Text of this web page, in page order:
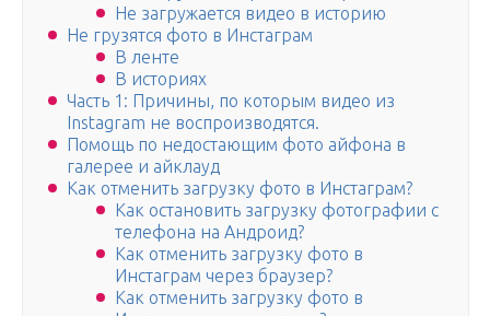
Не загружается видео в историю
Не грузятся фото в Инстаграм
В ленте
В историях
Часть 1: Причины, по которым видео из
Instagram не воспроизводятся.
Помощь по недостающим фото айфона в
галерее и айклауд
Как отменить загрузку фото в Инстаграм?
Как остановить загрузку фотографии с
телефона на Андроид?
Как отменить загрузку фото в
Инстаграм через браузер?
Как отменить загрузку фото в